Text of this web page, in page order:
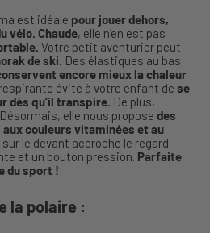
est idéale pour jouer dehors,
vélo. Chaude, elle n’en est pas
Votre petit aventurier peut
de ski. Des élastiques au bas
encore mieux la chaleur
évite à votre enfant de se
dès qu’il transpire. De plus,
elle nous propose des
couleurs vitaminées et au
sur le devant accroche le regard
et un bouton pression. Parfaite
du sport !
la polaire :